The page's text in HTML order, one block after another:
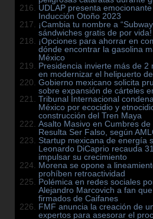
UDLAP presenta
Inducción Otoño 2023
¡Cambia tu nombre a
sándwiches gratis de por vida!
¡Opciones para ahorrar en
dónde encontrar la gasolina
México
Presidencia invierte más de 2
en modernizar el helipuerto
Gobierno mexicano solicita
sobre expansión de cárteles
Tribunal Internacional
México por ecocidio y
construcción del Tren Maya
Asalto Masivo en Cumbres de
Resulta Ser Falso, según
Startup mexicana de energía
Leonardo DiCaprio recauda
impulsar su crecimiento
Morena se opone a
prohíben retroactividad
Polémica en redes sociales
Alejandro Marcovich a fan
firmados de Caifanes
FMF anuncia la creación de
expertos para asesorar el